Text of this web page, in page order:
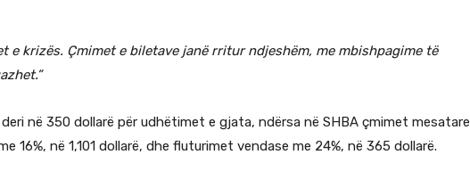
e krizës. Çmimet e biletave janë rritur ndjeshëm, me mbishpagime të
në 350 dollarë për udhëtimet e gjata, ndërsa në SHBA çmimet mesatare
16%, në 1,101 dollarë, dhe fluturimet vendase me 24%, në 365 dollarë.